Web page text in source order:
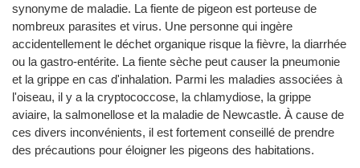
synonyme de maladie. La fiente de pigeon est porteuse de
nombreux parasites et virus. Une personne qui ingère
accidentellement le déchet organique risque la fièvre, la diarrhée
ou la gastro-entérite. La fiente sèche peut causer la pneumonie
et la grippe en cas d'inhalation. Parmi les maladies associées à
l'oiseau, il y a la cryptococcose, la chlamydiose, la grippe
aviaire, la salmonellose et la maladie de Newcastle. À cause de
ces divers inconvénients, il est fortement conseillé de prendre
des précautions pour éloigner les pigeons des habitations.